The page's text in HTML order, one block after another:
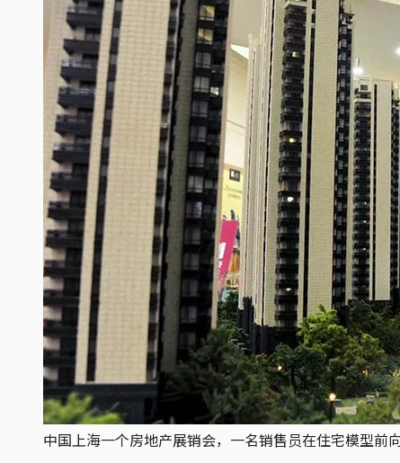
中国上海一个房地产展销会，一名销售员在住宅模型前